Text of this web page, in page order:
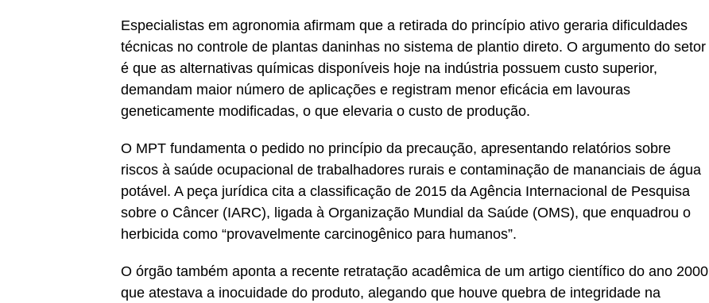
Especialistas em agronomia afirmam que a retirada do princípio ativo geraria dificuldades
técnicas no controle de plantas daninhas no sistema de plantio direto. O argumento do setor
é que as alternativas químicas disponíveis hoje na indústria possuem custo superior,
demandam maior número de aplicações e registram menor eficácia em lavouras
geneticamente modificadas, o que elevaria o custo de produção.
O MPT fundamenta o pedido no princípio da precaução, apresentando relatórios sobre
riscos à saúde ocupacional de trabalhadores rurais e contaminação de mananciais de água
potável. A peça jurídica cita a classificação de 2015 da Agência Internacional de Pesquisa
sobre o Câncer (IARC), ligada à Organização Mundial da Saúde (OMS), que enquadrou o
herbicida como “provavelmente carcinogênico para humanos”.
O órgão também aponta a recente retratação acadêmica de um artigo científico do ano 2000
que atestava a inocuidade do produto, alegando que houve quebra de integridade na